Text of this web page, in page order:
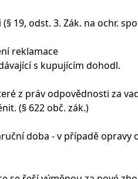
19, odst. 3. Zák. na ochr.
reklamace
s kupujícím dohodl.
z práv odpovědnosti za
(§ 622 obč. zák.)
doba - v případě